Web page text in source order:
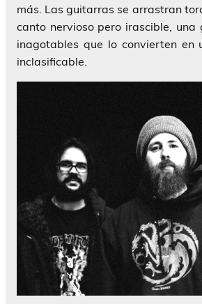
más. Las guitarras se arrastran
canto nervioso pero irascible, una
inagotables que lo convierten en
inclasificable.